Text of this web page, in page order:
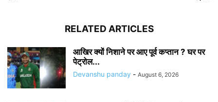
RELATED ARTICLES
आखिर क्यों निशाने पर आए पूर्व कप्तान ? घर पर
पेट्रोल...
Devanshu panday - August 6, 2026